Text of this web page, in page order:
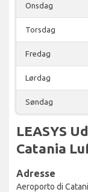
Onsdag
Torsdag
Fredag
Lørdag
Søndag
LEASYS
Catania
Adresse
Aeroporto di